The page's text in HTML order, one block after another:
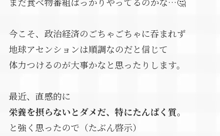
今こそ、政治経済のごちゃごちゃに吞まれず
地球アセンションは順調なのだと信じて
体力つけるのが大事かなと思ったりします。
最近、直感的に
栄養を摂らないとダメだ、特にたんぱく質。
と強く思ったので（たぶん啓示）